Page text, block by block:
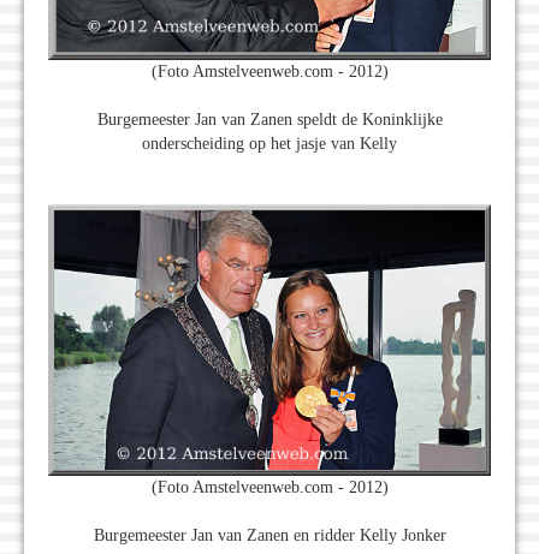
(Foto Amstelveenweb.com - 2012)
Burgemeester Jan van Zanen speldt de Koninklijke
onderscheiding op het jasje van Kelly
(Foto Amstelveenweb.com - 2012)
Burgemeester Jan van Zanen en ridder Kelly Jonker